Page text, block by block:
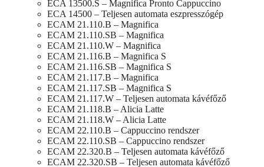
ECA 13500.S – Magnifica Pronto Cappuccino
ECA 14500 – Teljesen automata eszpresszógép
ECAM 21.110.B – Magnifica
ECAM 21.110.SB – Magnifica
ECAM 21.110.W – Magnifica
ECAM 21.116.B – Magnifica S
ECAM 21.116.SB – Magnifica S
ECAM 21.117.B – Magnifica
ECAM 21.117.SB – Magnifica S
ECAM 21.117.W – Teljesen automata kávéfőző
ECAM 21.118.B – Alicia Latte
ECAM 21.118.W – Alicia Latte
ECAM 22.110.B – Cappuccino rendszer
ECAM 22.110.SB – Cappuccino rendszer
ECAM 22.320.B – Teljesen automata kávéfőző
ECAM 22.320.SB – Teljesen automata kávéfőző